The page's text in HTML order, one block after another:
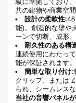
級に準拠しており
共の建物や商業空
設計の柔軟性:
能)。創造的な壁や
ーンで切断、成形
耐久性のある構
連続使用にわたっ
能が保証されます。
簡単な取り付け:
クリップ、または
られ、シームレス
当社の音響パネル